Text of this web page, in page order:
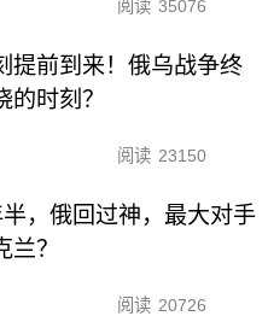
阅读 35076
提前到来！俄乌战争终
的时刻？
阅读 23150
，俄回过神，最大对手
兰？
阅读 20726